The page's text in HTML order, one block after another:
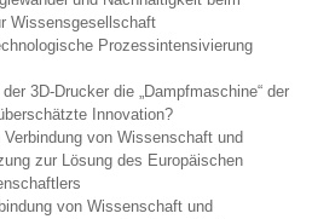
Wissensgesellschaft
Prozessintensivierung
der 3D-Drucker die „Dampfmaschine“ der
Innovation?
Verbindung von Wissenschaft und
zur Lösung des Europäischen
von Wissenschaft und